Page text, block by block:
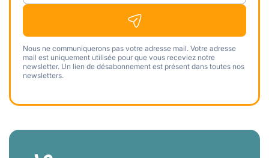
Nous ne communiquerons pas votre adresse mail. Votre adresse
mail est uniquement utilisée pour que vous receviez notre
newsletter. Un lien de désabonnement est présent dans toutes nos
newsletters.